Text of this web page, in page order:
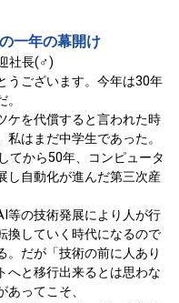
一年の幕開け
社長(♂)
うございます。今年は30年
ケを代償すると言われた時
はまだ中学生であった。
てから50年、コンピュータ
し自動化が進んだ第三次産
等の技術発展により人が行
換していく時代になるので
。だが「技術の前に人あり
へと移行出来るとは思わな
ってこそ、